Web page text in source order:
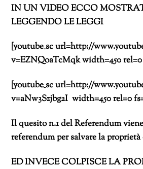
IN UN VIDEO ECCO
LEGGENDO LE LEGGI
[youtube_sc url=http://
v=EZNQoaTcMqk width=450 rel=0
[youtube_sc url=http://
v=aNw3Szjbg2I width=450 rel=0
Il quesito n.1 del Referendum
referendum per salvare la proprietà
ED INVECE COLPISCE LA